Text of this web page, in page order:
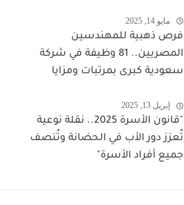
مايو 14, 2025
فرص ذهبية للمهندسين
المصريين.. 81 وظيفة في شركة
سعودية كبرى بمرتبات ومزايا
إبريل 13, 2025
"قانون الأسرة 2025.. نقلة نوعية
تُعزز دور الأب في الحضانة وتُنصف
جميع أفراد الأسرة"